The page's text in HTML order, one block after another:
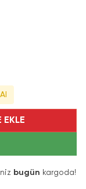
EKLE
bugün kargoda!